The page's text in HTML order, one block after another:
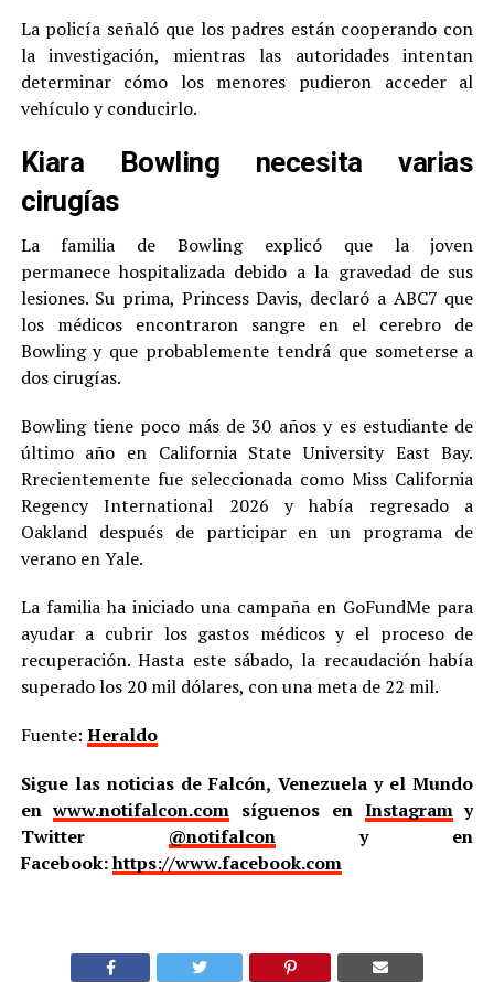
La policía señaló que los padres están cooperando con
la investigación, mientras las autoridades intentan
determinar cómo los menores pudieron acceder al
vehículo y conducirlo.
Kiara Bowling necesita varias
cirugías
La familia de Bowling explicó que la joven
permanece hospitalizada debido a la gravedad de sus
lesiones. Su prima, Princess Davis, declaró a ABC7 que
los médicos encontraron sangre en el cerebro de
Bowling y que probablemente tendrá que someterse a
dos cirugías.
Bowling tiene poco más de 30 años y es estudiante de
último año en California State University East Bay.
Rrecientemente fue seleccionada como Miss California
Regency International 2026 y había regresado a
Oakland después de participar en un programa de
verano en Yale.
La familia ha iniciado una campaña en GoFundMe para
ayudar a cubrir los gastos médicos y el proceso de
recuperación. Hasta este sábado, la recaudación había
superado los 20 mil dólares, con una meta de 22 mil.
Fuente: Heraldo
Sigue las noticias de Falcón, Venezuela y el Mundo
enwww.notifalcon.com síguenos en Instagramy
Twitter @notifalcony en
Facebook:https://www.facebook.com